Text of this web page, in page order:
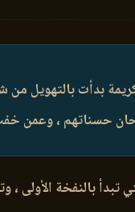
بدأت بالتهويل
حسناتهم ، وعمن